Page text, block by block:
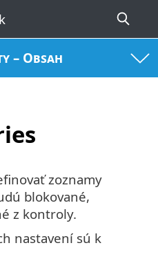
– Obsah
zoznamy
blokované,
z kontroly.
nastavení sú k